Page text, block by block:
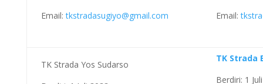
Email:tkstradasugiyo@gmail.com
Email:
TK Strada Yos Sudarso
TK Strada
Berdiri: 1